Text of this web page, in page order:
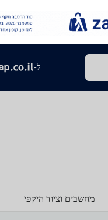
ל-
מחשבים וציוד היקפי